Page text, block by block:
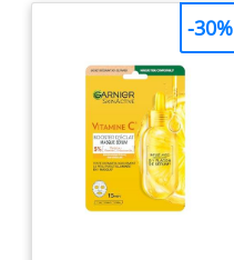
-30%